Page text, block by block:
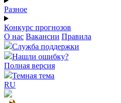
Разное
Конкурс прогнозов
О нас Вакансии Правила
Служба поддержки
Нашли ошибку?
Полная версия
Темная тема
RU